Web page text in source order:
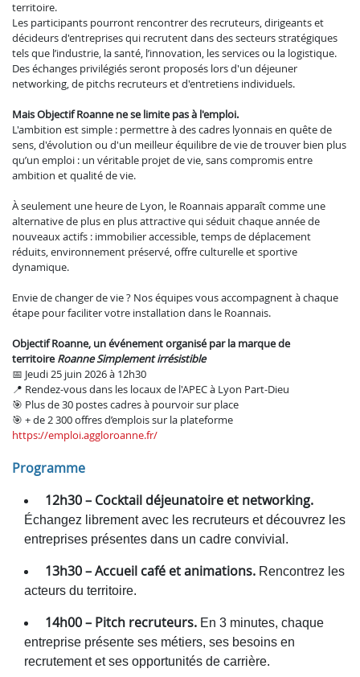
territoire.
Les participants pourront rencontrer des recruteurs, dirigeants et
décideurs d'entreprises qui recrutent dans des secteurs stratégiques
tels que l’industrie, la santé, l’innovation, les services ou la logistique.
Des échanges privilégiés seront proposés lors d'un déjeuner
networking, de pitchs recruteurs et d'entretiens individuels.
Mais Objectif Roanne ne se limite pas à l'emploi.
L'ambition est simple : permettre à des cadres lyonnais en quête de
sens, d'évolution ou d'un meilleur équilibre de vie de trouver bien plus
qu’un emploi : un véritable projet de vie, sans compromis entre
ambition et qualité de vie.
À seulement une heure de Lyon, le Roannais apparaît comme une
alternative de plus en plus attractive qui séduit chaque année de
nouveaux actifs : immobilier accessible, temps de déplacement
réduits, environnement préservé, offre culturelle et sportive
dynamique.
Envie de changer de vie ? Nos équipes vous accompagnent à chaque
étape pour faciliter votre installation dans le Roannais.
Objectif Roanne, un événement organisé par la marque de
territoireRoanne Simplement irrésistible
📅 Jeudi 25 juin 2026 à 12h30
📍 Rendez-vous dans les locaux de l'APEC à Lyon Part-Dieu
🎯 Plus de 30 postes cadres à pourvoir sur place
🎯 + de 2 300 offres d’emplois sur la plateforme
https://emploi.aggloroanne.fr/
Programme
12h30 – Cocktail déjeunatoire et networking.
Échangez librement avec les recruteurs et découvrez les
entreprises présentes dans un cadre convivial.
13h30 – Accueil café et animations. Rencontrez les
acteurs du territoire.
14h00 – Pitch recruteurs. En 3 minutes, chaque
entreprise présente ses métiers, ses besoins en
recrutement et ses opportunités de carrière.